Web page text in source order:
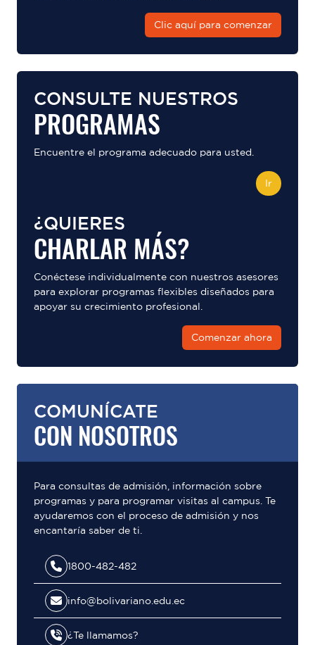
Clic aquí para comenzar
CONSULTE NUESTROS
PROGRAMAS
Encuentre el programa adecuado para usted.
Ir
¿QUIERES
CHARLAR MÁS?
Conéctese individualmente con nuestros asesores
para explorar programas flexibles diseñados para
apoyar su crecimiento profesional.
Comenzar ahora
COMUNÍCATE
CON NOSOTROS
Para consultas de admisión, información sobre
programas y para programar visitas al campus. Te
ayudaremos con el proceso de admisión y nos
encantaría saber de ti.
1800-482-482
info@bolivariano.edu.ec
¿Te llamamos?